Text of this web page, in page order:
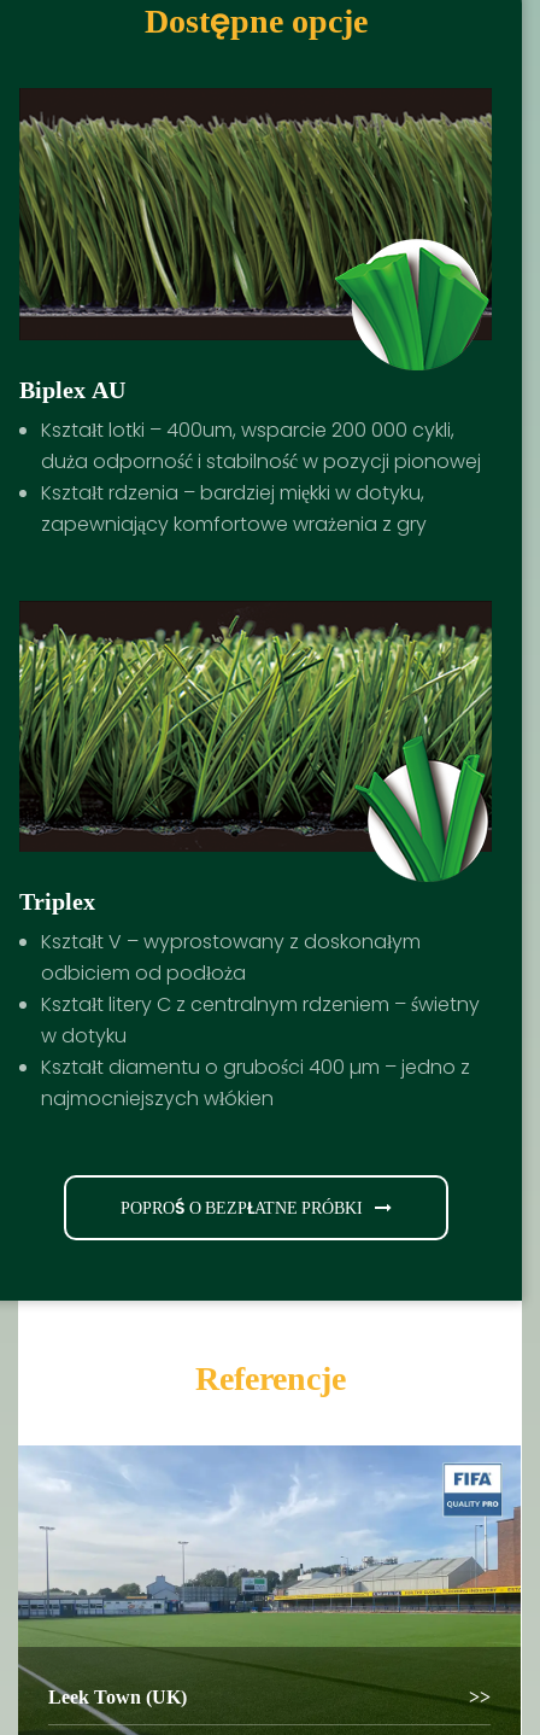
Dostępne opcje
Biplex AU
Kształt lotki – 400um, wsparcie 200 000 cykli,
duża odporność i stabilność w pozycji pionowej
Kształt rdzenia – bardziej miękki w dotyku,
zapewniający komfortowe wrażenia z gry
Triplex
Kształt V – wyprostowany z doskonałym
odbiciem od podłoża
Kształt litery C z centralnym rdzeniem – świetny
w dotyku
Kształt diamentu o grubości 400 µm – jedno z
najmocniejszych włókien
POPROŚ O BEZPŁATNE PRÓBKI
Referencje
Leek Town (UK)